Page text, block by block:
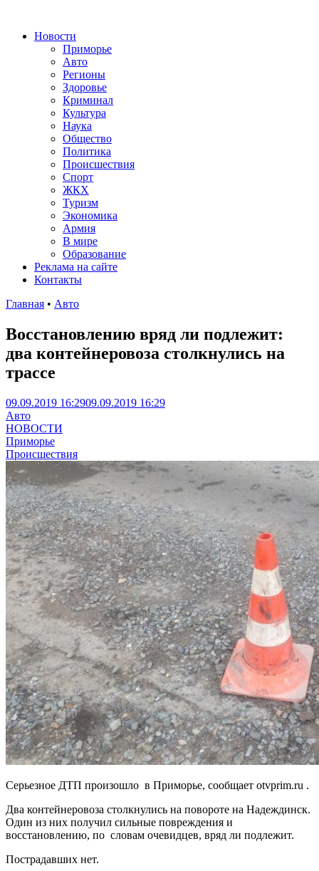
Новости
Приморье
Авто
Регионы
Здоровье
Криминал
Культура
Наука
Общество
Политика
Происшествия
Спорт
ЖКХ
Туризм
Экономика
Армия
В мире
Образование
Реклама на сайте
Контакты
Главная • Авто
Восстановлению вряд ли подлежит:
два контейнеровоза столкнулись на
трассе
09.09.2019 16:2909.09.2019 16:29
Авто
НОВОСТИ
Приморье
Происшествия
Серьезное ДТП произошло в Приморье, сообщает otvprim.ru .
Два контейнеровоза столкнулись на повороте на Надеждинск.
Один из них получил сильные повреждения и
восстановлению, по словам очевидцев, вряд ли подлежит.
Пострадавших нет.